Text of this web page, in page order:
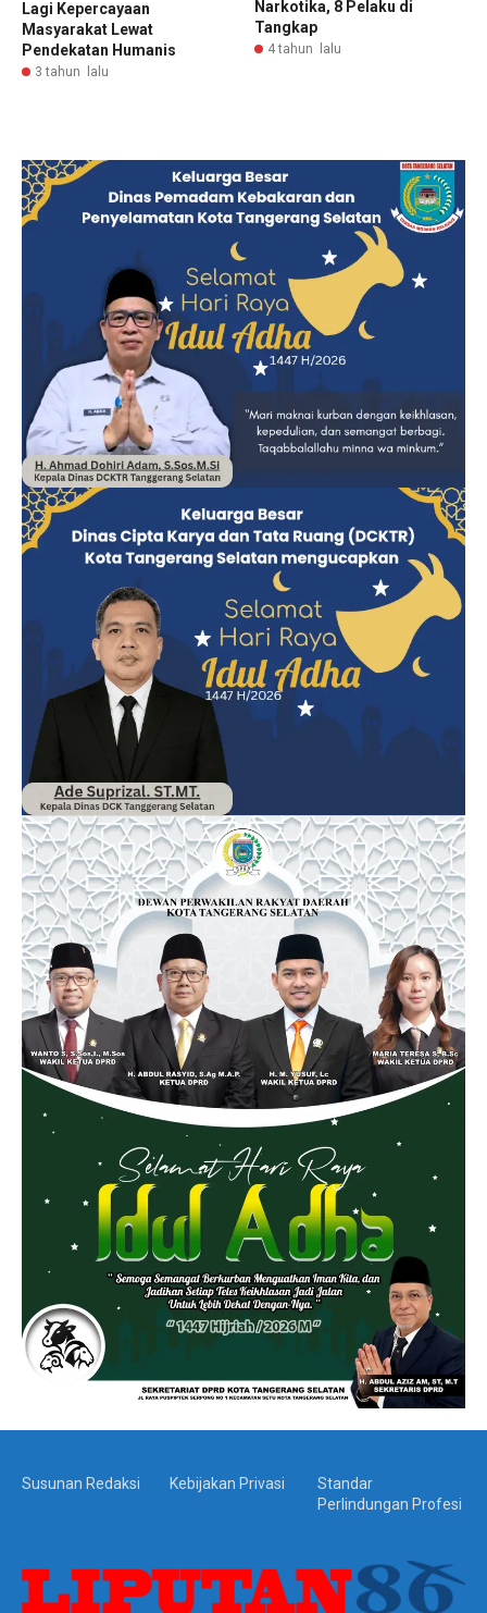
Lagi Kepercayaan
Masyarakat Lewat
Pendekatan Humanis
3 tahun lalu
Narkotika, 8 Pelaku di
Tangkap
4 tahun lalu
Susunan Redaksi Kebijakan Privasi
Standar
Perlindungan Profesi